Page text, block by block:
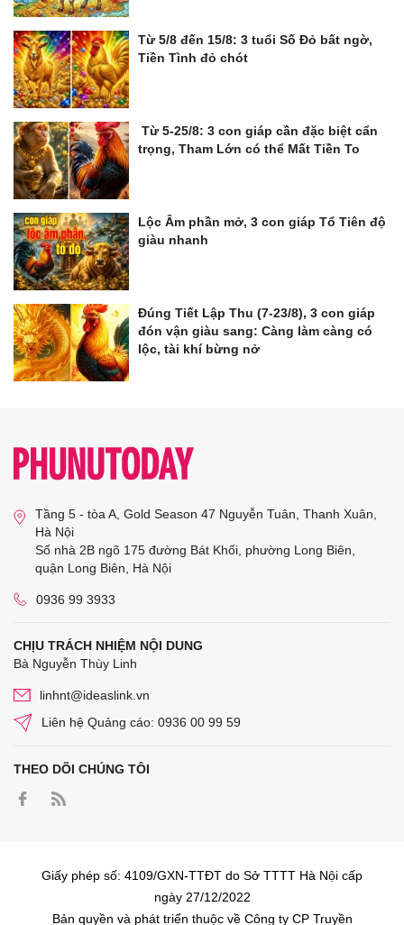
Từ 5/8 đến 15/8: 3 tuổi Số Đỏ bất ngờ,
Tiền Tình đỏ chót
Từ 5-25/8: 3 con giáp cần đặc biệt cẩn
trọng, Tham Lớn có thể Mất Tiền To
Lộc Âm phần mở, 3 con giáp Tổ Tiên độ
giàu nhanh
Đúng Tiết Lập Thu (7-23/8), 3 con giáp
đón vận giàu sang: Càng làm càng có
lộc, tài khí bừng nở
Tầng 5 - tòa A, Gold Season 47 Nguyễn Tuân, Thanh Xuân,
Hà Nội
Số nhà 2B ngõ 175 đường Bát Khối, phường Long Biên,
quận Long Biên, Hà Nội
0936 99 3933
CHỊU TRÁCH NHIỆM NỘI DUNG
Bà Nguyễn Thùy Linh
linhnt@ideaslink.vn
Liên hệ Quảng cáo: 0936 00 99 59
THEO DÕI CHÚNG TÔI
Giấy phép số: 4109/GXN-TTĐT do Sở TTTT Hà Nội cấp
ngày 27/12/2022
Bản quyền và phát triển thuộc về Công ty CP Truyền